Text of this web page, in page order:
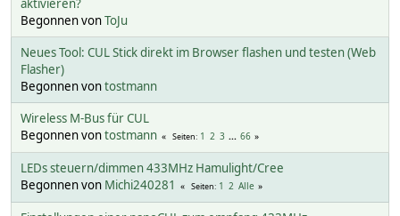
Begonnen vonToJu
Neues Tool: CUL Stick direkt im Browser flashen und testen (Web
Flasher)
Begonnen vontostmann
Wireless M-Bus für CUL
Begonnen vontostmann Seiten 1 2 3 ... 66
LEDs steuern/dimmen 433MHz Hamulight/Cree
Begonnen von Michi240281 Seiten 1 2 Alle